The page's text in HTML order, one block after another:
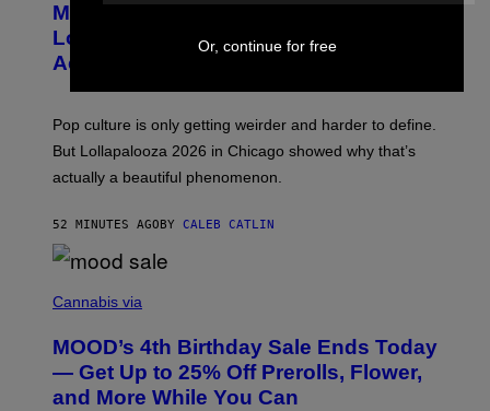
F
R
N
T
O
V
I
M
O
I
)
Monoculture is Dead, and
Lollapalooza Proved Why That’s
Actually a Great Thing
Pop culture is only getting weirder and harder to define.
But Lollapalooza 2026 in Chicago showed why that’s
actually a beautiful phenomenon.
52 MINUTES AGO BY CALEB CATLIN
O
T
Y
Cannabis via
MOOD’s 4th Birthday Sale Ends Today
— Get Up to 25% Off Prerolls, Flower,
and More While You Can
Or, continue for free